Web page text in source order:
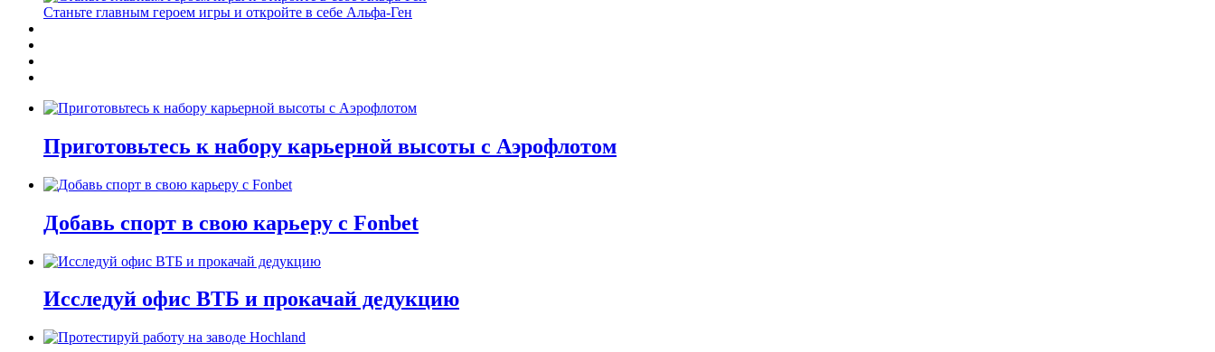
Станьте главным героем игры и откройте в себе Альфа-Ген
Приготовьтесь к набору карьерной высоты с Аэрофлотом
Добавь спорт в свою карьеру с Fonbet
Исследуй офис ВТБ и прокачай дедукцию